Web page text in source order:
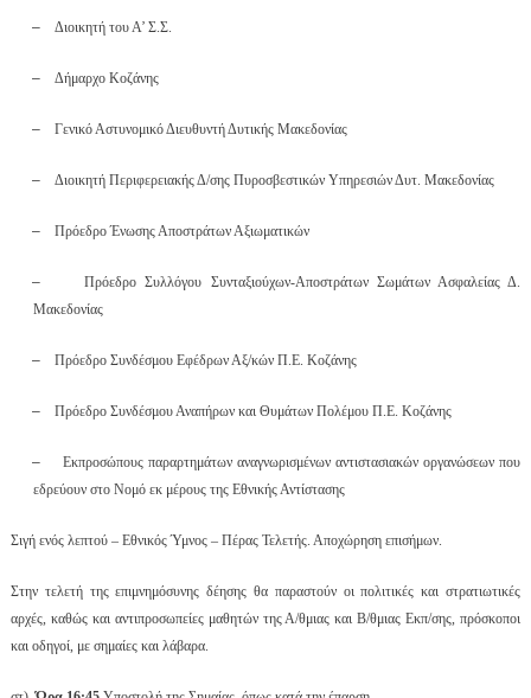
– Διοικητή του Α’ Σ.Σ.
– Δήμαρχο Κοζάνης
– Γενικό Αστυνομικό Διευθυντή Δυτικής Μακεδονίας
– Διοικητή Περιφερειακής Δ/σης Πυροσβεστικών Υπηρεσιών Δυτ. Μακεδονίας
– Πρόεδρο Ένωσης Αποστράτων Αξιωματικών
–
Πρόεδρο Συλλόγου Συνταξιούχων-Αποστράτων Σωμάτων Ασφαλείας Δ.
Μακεδονίας
– Πρόεδρο Συνδέσμου Εφέδρων Αξ/κών Π.Ε. Κοζάνης
– Πρόεδρο Συνδέσμου Αναπήρων και Θυμάτων Πολέμου Π.Ε. Κοζάνης
–
Εκπροσώπους παραρτημάτων αναγνωρισμένων αντιστασιακών οργανώσεων που
εδρεύουν στο Νομό εκ μέρους της Εθνικής Αντίστασης
Σιγή ενός λεπτού – Εθνικός Ύμνος – Πέρας Τελετής. Αποχώρηση επισήμων.
Στην τελετή της επιμνημόσυνης δέησης θα παραστούν οι πολιτικές και στρατιωτικές
αρχές, καθώς και αντιπροσωπείες μαθητών της Α/θμιας και Β/θμιας Εκπ/σης, πρόσκοποι
και οδηγοί, με σημαίες και λάβαρα.